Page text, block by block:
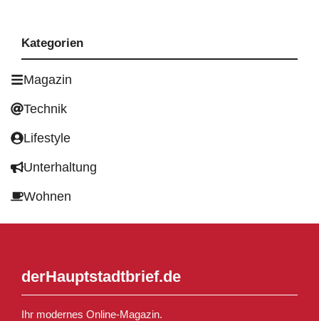
Kategorien
Magazin
Technik
Lifestyle
Unterhaltung
Wohnen
derHauptstadtbrief.de
Ihr modernes Online-Magazin.